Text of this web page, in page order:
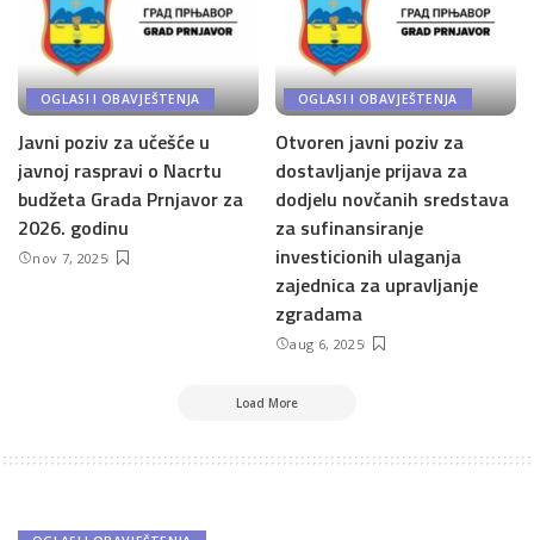
OGLASI I OBAVJEŠTENJA
Javni poziv za učešće u
javnoj raspravi o Nacrtu
budžeta Grada Prnjavor za
2026. godinu
nov 7, 2025
OGLASI I OBAVJEŠTENJA
Otvoren javni poziv za
dostavljanje prijava za
dodjelu novčanih sredstava
za sufinansiranje
investicionih ulaganja
zajednica za upravljanje
zgradama
aug 6, 2025
Load More